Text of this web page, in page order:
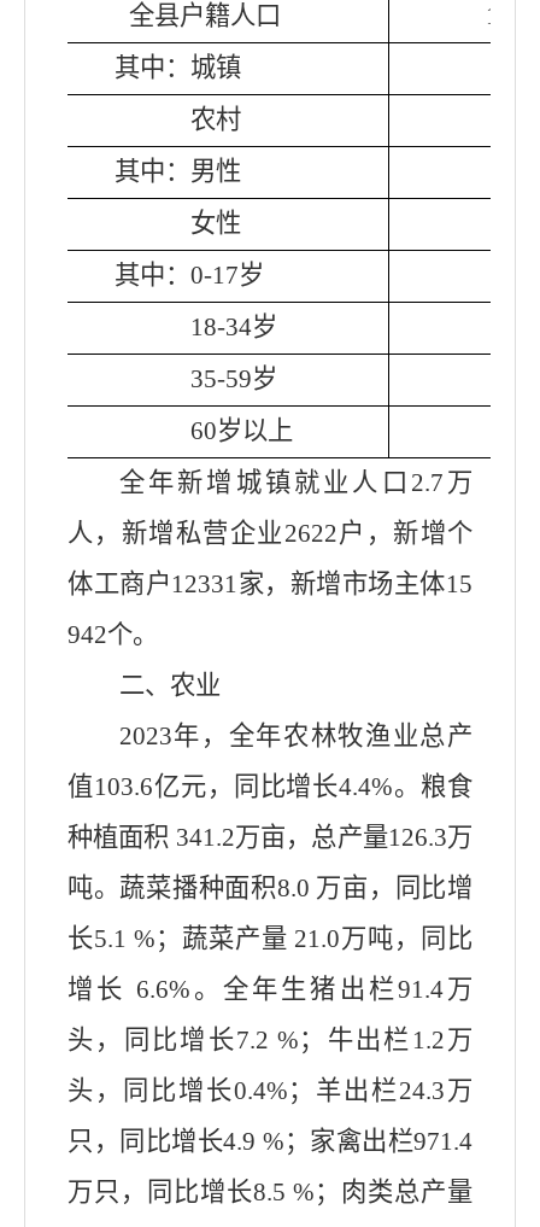
全县户籍人口
其中： 城镇
农村
其中：男性
女性
其中：0-17岁
18-34岁
35-59岁
60岁以上
全年新增城镇就业人口 2.7万
人，新增私营企业2622户，新增个
体工商户 12331家， 新增市场主体15
942个。
二、农业
2023年，全年农林牧渔业总产
值103.6亿元，同比增长4.4%。粮食
种植面积 341.2万亩，总产量126.3万
吨。蔬菜播种面积8.0 万亩，同比增
长5.1 %；蔬菜产量 21.0万吨，同比
增长 6.6%。全年生猪出栏91.4万
头，同比增长7.2 %；牛出栏1.2万
头，同比增长0.4%；羊出栏24.3万
只，同比增长4.9 %；家禽出栏971.4
万只，同比增长8.5 %；肉类总产量